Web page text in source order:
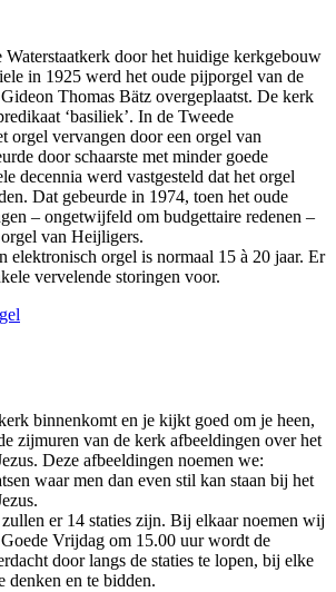
door het huidige kerkgebouw
in 1925 werd het oude pijporgel van de
Thomas Bätz overgeplaatst. De kerk
‘basiliek’. In de Tweede
orgel vervangen door een orgel van
door schaarste met minder goede
decennia werd vastgesteld dat het orgel
Dat gebeurde in 1974, toen het oude
– ongetwijfeld om budgettaire redenen –
van Heijligers.
elektronisch orgel is normaal 15 à 20 jaar. Er
vervelende storingen voor.
binnenkomt en je kijkt goed om je heen,
zijmuren van de kerk afbeeldingen over het
Deze afbeeldingen noemen we:
waar men dan even stil kan staan bij het
er 14 staties zijn. Bij elkaar noemen wij
Vrijdag om 15.00 uur wordt de
door langs de staties te lopen, bij elke
denken en te bidden.